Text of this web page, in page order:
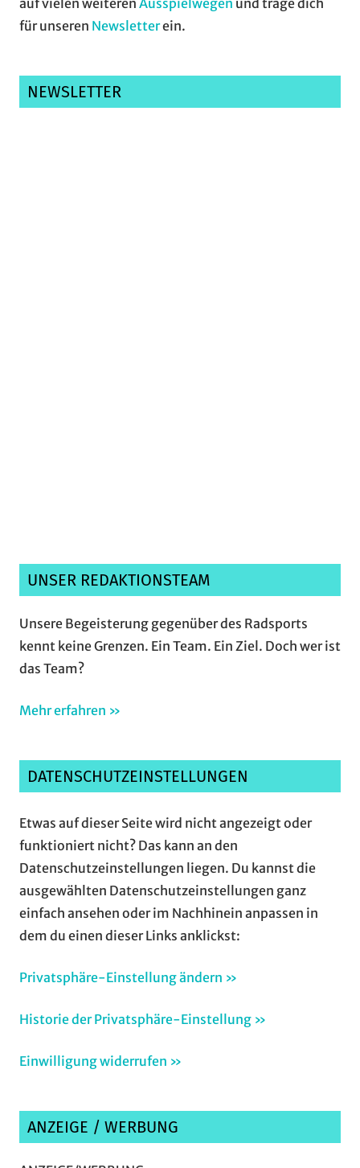
auf vielen weiteren Ausspielwegen und trage dich
für unseren Newsletterein.
NEWSLETTER
UNSER REDAKTIONSTEAM
Unsere Begeisterung gegenüber des Radsports
kennt keine Grenzen. Ein Team. Ein Ziel. Doch wer ist
das Team?
Mehr erfahren »
DATENSCHUTZEINSTELLUNGEN
Etwas auf dieser Seite wird nicht angezeigt oder
funktioniert nicht? Das kann an den
Datenschutzeinstellungen liegen. Du kannst die
ausgewählten Datenschutzeinstellungen ganz
einfach ansehen oder im Nachhinein anpassen in
dem du einen dieser Links anklickst:
Privatsphäre-Einstellung ändern »
Historie der Privatsphäre-Einstellung »
Einwilligung widerrufen »
ANZEIGE / WERBUNG